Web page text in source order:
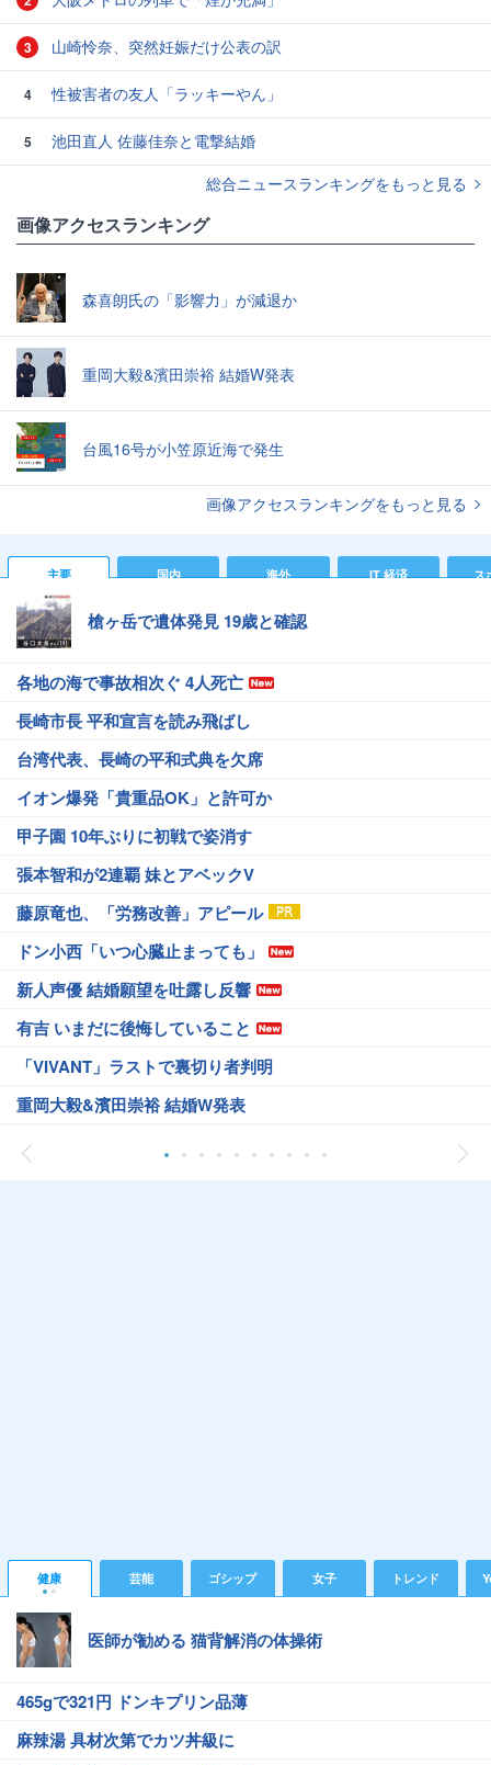
3 山崎怜奈、突然妊娠だけ公表の訳
4 性被害者の友人「ラッキーやん」
5
池田直人 佐藤佳奈と電撃結婚
総合ニュースランキングをもっと見る
画像アクセスランキング
森喜朗氏の「影響力」が減退か
重岡大毅&濱田崇裕 結婚W発表
台風16号が小笠原近海で発生
画像アクセスランキングをもっと見る
主要 国内 海外 IT 経済 ス
槍ヶ岳で遺体発見 19歳と確認
各地の海で事故相次ぐ 4人死亡
長崎市長 平和宣言を読み飛ばし
台湾代表、長崎の平和式典を欠席
イオン爆発「貴重品OK」と許可か
甲子園 10年ぶりに初戦で姿消す
張本智和が2連覇 妹とアベックV
藤原竜也、「労務改善」アピール
ドン小西「いつ心臓止まっても」
新人声優 結婚願望を吐露し反響
有吉 いまだに後悔していること
「VIVANT」ラストで裏切り者判明
重岡大毅&濱田崇裕 結婚W発表
健康 芸能 ゴシップ 女子 トレンド
医師が勧める 猫背解消の体操術
465gで321円 ドンキプリン品薄
麻辣湯 具材次第でカツ丼級に